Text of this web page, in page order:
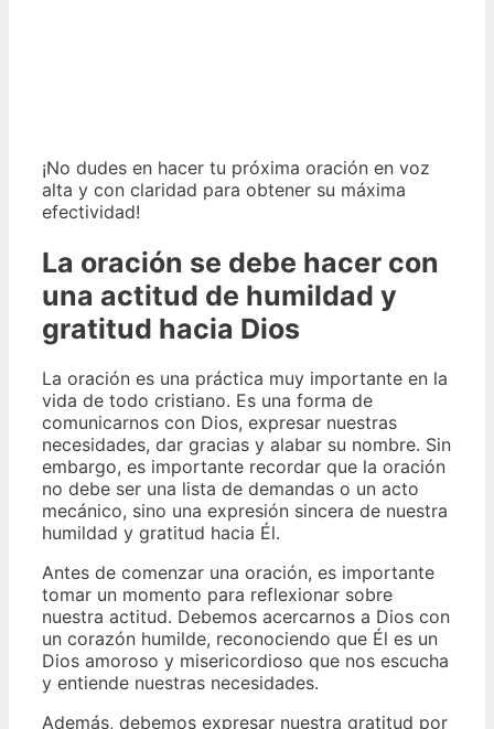
¡No dudes en hacer tu próxima oración en voz
alta y con claridad para obtener su máxima
efectividad!
La oración se debe hacer con
una actitud de humildad y
gratitud hacia Dios
La oración es una práctica muy importante en la
vida de todo cristiano. Es una forma de
comunicarnos con Dios, expresar nuestras
necesidades, dar gracias y alabar su nombre. Sin
embargo, es importante recordar que la oración
no debe ser una lista de demandas o un acto
mecánico, sino una expresión sincera de nuestra
humildad y gratitud hacia Él.
Antes de comenzar una oración, es importante
tomar un momento para reflexionar sobre
nuestra actitud. Debemos acercarnos a Dios con
un corazón humilde, reconociendo que Él es un
Dios amoroso y misericordioso que nos escucha
y entiende nuestras necesidades.
Además, debemos expresar nuestra gratitud por